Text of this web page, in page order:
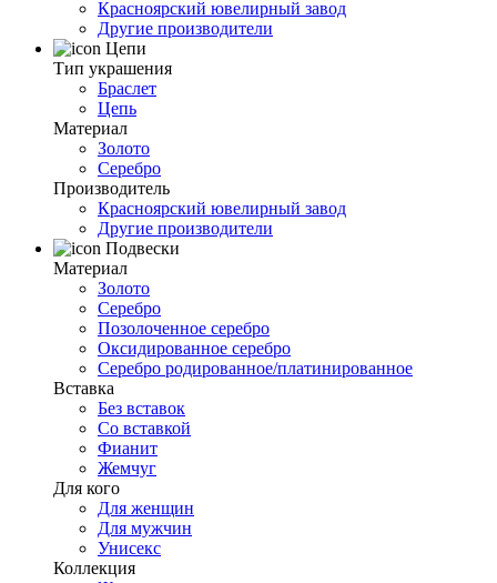
Красноярский ювелирный завод
Другие производители
Цепи
Тип украшения
Браслет
Цепь
Материал
Золото
Серебро
Производитель
Красноярский ювелирный завод
Другие производители
Подвески
Материал
Золото
Серебро
Позолоченное серебро
Оксидированное серебро
Серебро родированное/платинированное
Вставка
Без вставок
Со вставкой
Фианит
Жемчуг
Для кого
Для женщин
Для мужчин
Унисекс
Коллекция